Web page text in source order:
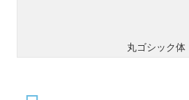
丸ゴシック体